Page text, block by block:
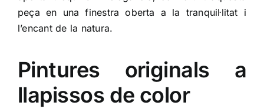
peça en una finestra oberta a la tranquil·litat i
l’encant de la natura.
Pintures originals a
llapissos de color